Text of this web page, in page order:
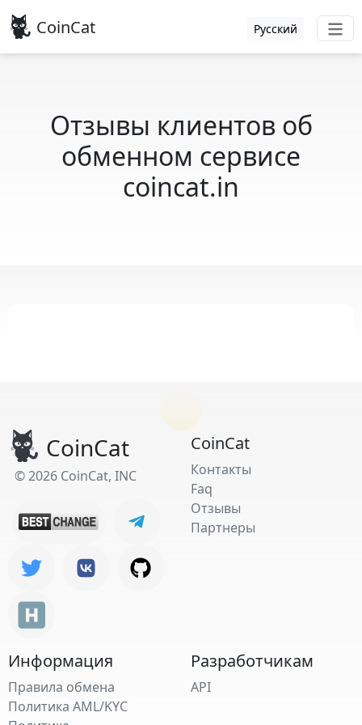
CoinCat Русский
Отзывы клиентов об
обменном сервисе
coincat.in
CoinCat
© 2026 CoinCat, INC
CoinCat
Контакты
Faq
Отзывы
Партнеры
Информация
Правила обмена
Политика AML/KYC
Разработчикам
API